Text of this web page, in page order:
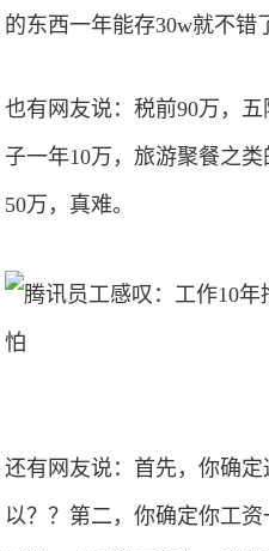
的东西一年能存30w就不错
也有网友说：税前90万，
子一年10万，旅游聚餐之
50万，真难。
还有网友说：首先，你确定
以？？第二，你确定你工